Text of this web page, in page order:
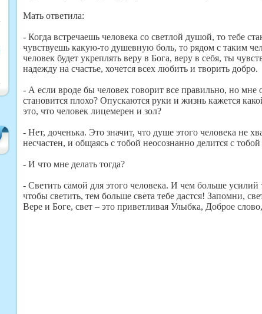
Мать ответила:
- Когда встречаешь человека со светлой душой, то тебе
чувствуешь какую-то душевную боль, то рядом с таким
человек будет укреплять веру в Бога, веру в себя, ты
надежду на счастье, хочется всех любить и творить добро.
- А если вроде бы человек говорит все правильно, но мне
становится плохо? Опускаются руки и жизнь кажется
это, что человек лицемерен и зол?
- Нет, доченька. Это значит, что душе этого человека не
несчастен, и общаясь с тобой неосознанно делится с
- И что мне делать тогда?
- Светить самой для этого человека. И чем больше
чтобы светить, тем больше света тебе дастся! Запомни,
Вере и Боге, свет – это приветливая Улыбка, Доброе